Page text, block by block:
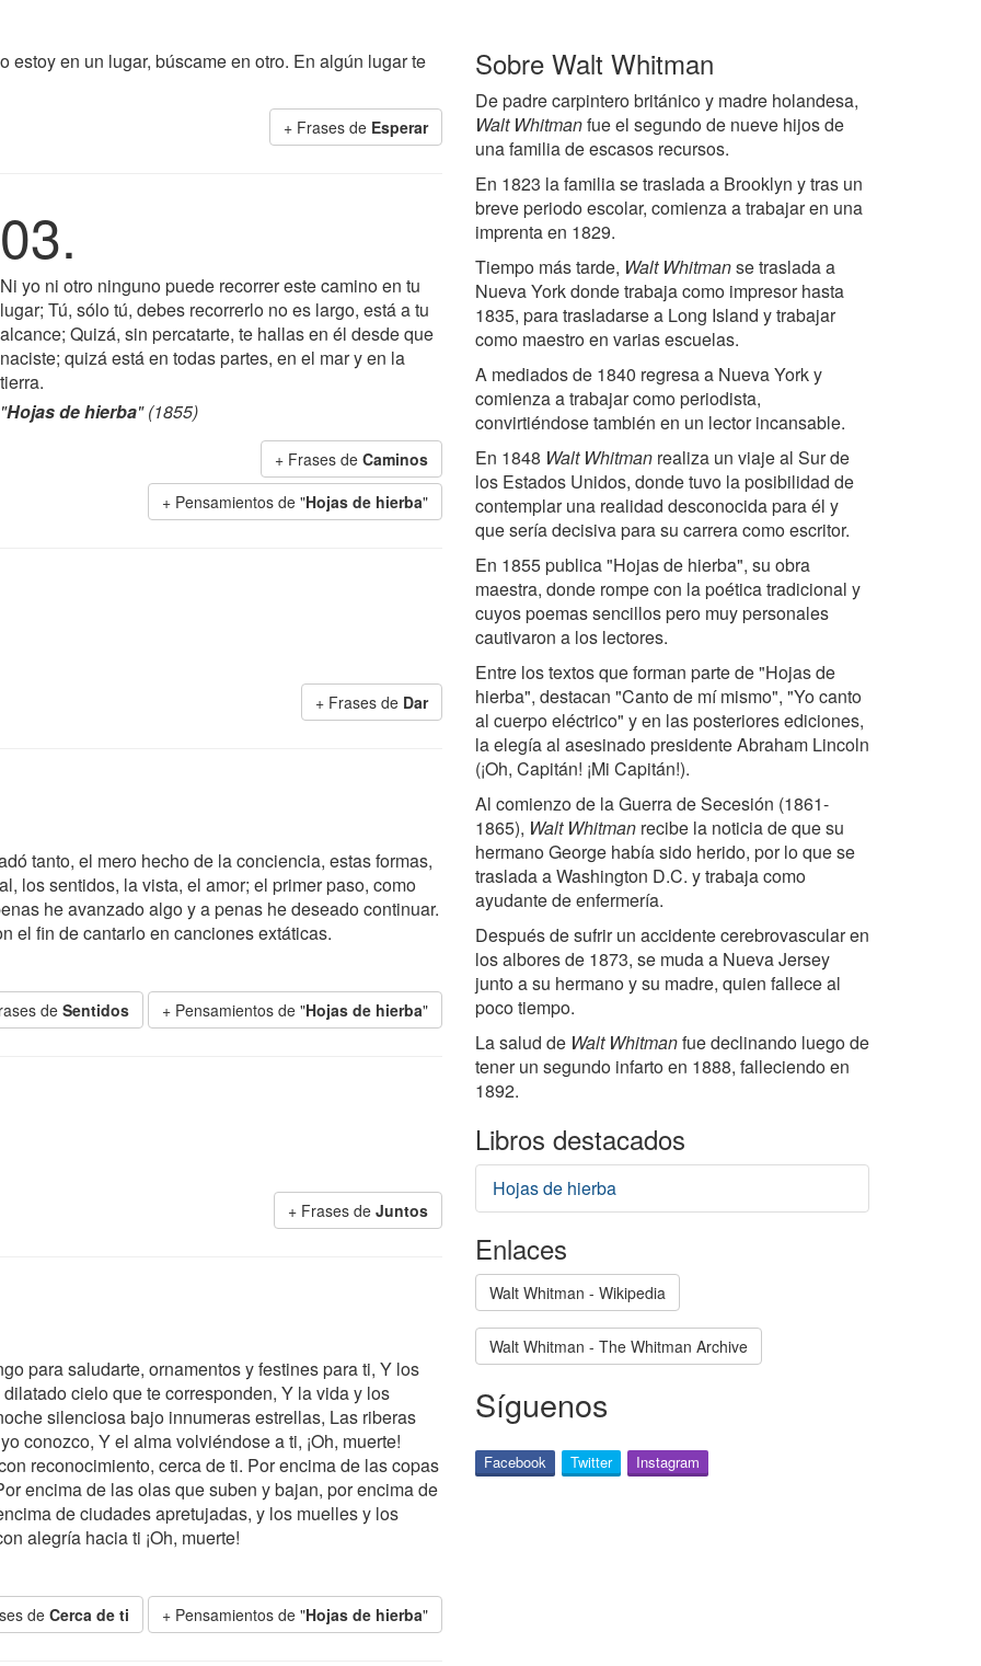
en un lugar, búscame en otro. En algún lugar te
+ Frases de Esperar
03.
Ni yo ni otro ninguno puede recorrer este camino en tu
lugar; Tú, sólo tú, debes recorrerlo no es largo, está a tu
alcance; Quizá, sin percatarte, te hallas en él desde que
naciste; quizá está en todas partes, en el mar y en la
tierra.
"Hojas de hierba" (1855)
+ Frases de Caminos
+ Pensamientos de "Hojas de hierba"
+ Frases de Dar
tanto, el mero hecho de la conciencia, estas formas,
los sentidos, la vista, el amor; el primer paso, como
he avanzado algo y a penas he deseado continuar.
el fin de cantarlo en canciones extáticas.
de Sentidos + Pensamientos de "Hojas de hierba"
+ Frases de Juntos
para saludarte, ornamentos y festines para ti, Y los
cielo que te corresponden, Y la vida y los
silenciosa bajo innumeras estrellas, Las riberas
conozco, Y el alma volviéndose a ti, ¡Oh, muerte!
reconocimiento, cerca de ti. Por encima de las copas
encima de las olas que suben y bajan, por encima de
de ciudades apretujadas, y los muelles y los
alegría hacia ti ¡Oh, muerte!
de Cerca de ti + Pensamientos de "Hojas de hierba"
Sobre Walt Whitman
De padre carpintero británico y madre holandesa,
Walt Whitmanfue el segundo de nueve hijos de
una familia de escasos recursos.
En 1823 la familia se traslada a Brooklyn y tras un
breve periodo escolar, comienza a trabajar en una
imprenta en 1829.
Tiempo más tarde, Walt Whitmanse traslada a
Nueva York donde trabaja como impresor hasta
1835, para trasladarse a Long Island y trabajar
como maestro en varias escuelas.
A mediados de 1840 regresa a Nueva York y
comienza a trabajar como periodista,
convirtiéndose también en un lector incansable.
En 1848 Walt Whitman realiza un viaje al Sur de
los Estados Unidos, donde tuvo la posibilidad de
contemplar una realidad desconocida para él y
que sería decisiva para su carrera como escritor.
En 1855 publica "Hojas de hierba", su obra
maestra, donde rompe con la poética tradicional y
cuyos poemas sencillos pero muy personales
cautivaron a los lectores.
Entre los textos que forman parte de "Hojas de
hierba", destacan "Canto de mí mismo", "Yo canto
al cuerpo eléctrico" y en las posteriores ediciones,
la elegía al asesinado presidente Abraham Lincoln
(¡Oh, Capitán! ¡Mi Capitán!).
Al comienzo de la Guerra de Secesión (1861-
1865), Walt Whitman recibe la noticia de que su
hermano George había sido herido, por lo que se
traslada a Washington D.C. y trabaja como
ayudante de enfermería.
Después de sufrir un accidente cerebrovascular en
los albores de 1873, se muda a Nueva Jersey
junto a su hermano y su madre, quien fallece al
poco tiempo.
La salud de Walt Whitmanfue declinando luego de
tener un segundo infarto en 1888, falleciendo en
1892.
Libros destacados
Hojas de hierba
Enlaces
Walt Whitman - Wikipedia
Walt Whitman - The Whitman Archive
Síguenos
Facebook Twitter Instagram